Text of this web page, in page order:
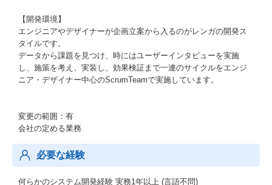
【開発環境】
エンジニアやデザイナーが企画立案から入るのがレンガの開発ス
タイルです。
データから課題を見つけ、時にはユーザーインタビューを実施
し、施策を考え、実装し、効果検証まで一連のサイクルをエンジ
ニア・デザイナー中心のScrumTeamで実施しています。
変更の範囲：有
会社の定める業務
必要な経験
何らかのシステム開発経験 実務1年以上 (言語不問)